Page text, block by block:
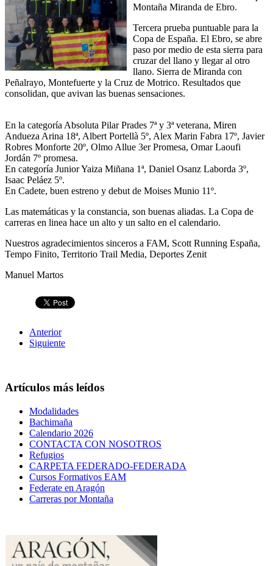
Montaña Miranda de Ebro.
Tercera prueba puntuable para la
Copa de España. El Ebro, se abre
paso por medio de esta sierra para
cruzar del llano y llegar al otro
llano. Sierra de Miranda con
Peñalrayo, Montefuerte y la Cruz de Motrico. Resultados que
consolidan, que avivan las buenas sensaciones.
En la categoría Absoluta Pilar Prades 7ª y 3ª veterana, Miren
Andueza Arina 18ª, Albert Portellà 5º, Alex Marin Fabra 17º, Javier
Robres Monforte 20º, Olmo Allue 3er Promesa, Omar Laoufi
Jordán 7º promesa.
En categoría Junior Yaiza Miñana 1ª, Daniel Osanz Laborda 3º,
Isaac Peláez 5º.
En Cadete, buen estreno y debut de Moises Munio 11º.
Las matemáticas y la constancia, son buenas aliadas. La Copa de
carreras en linea hace un alto y un salto en el calendario.
Nuestros agradecimientos sinceros a FAM, Scott Running España,
Tempo Finito, Territorio Trail Media, Deportes Zenit
Manuel Martos
Anterior
Siguiente
Artículos más leídos
Modalidades
Bachimaña
Calendario 2026
CONTACTA CON NOSOTROS
Refugios
CARPETA FEDERADO-FEDERADA
Cursos Formativos EAM
Federate en Aragón
Carreras por Montaña